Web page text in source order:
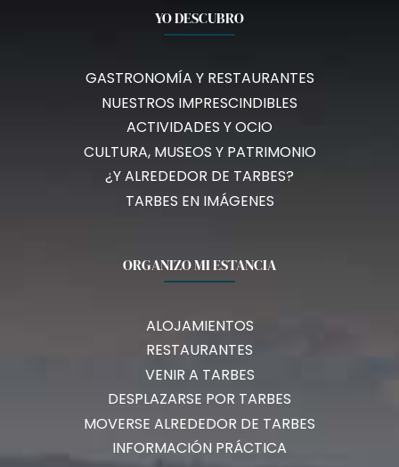
YO DESCUBRO
GASTRONOMÍA Y RESTAURANTES
NUESTROS IMPRESCINDIBLES
ACTIVIDADES Y OCIO
CULTURA, MUSEOS Y PATRIMONIO
¿Y ALREDEDOR DE TARBES?
TARBES EN IMÁGENES
ORGANIZO MI ESTANCIA
ALOJAMIENTOS
RESTAURANTES
VENIR A TARBES
DESPLAZARSE POR TARBES
MOVERSE ALREDEDOR DE TARBES
INFORMACIÓN PRÁCTICA